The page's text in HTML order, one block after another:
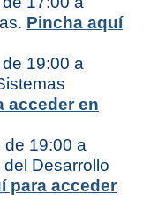
Pincha aquí
19:00 a
acceder en
de 19:00 a
Desarrollo
para acceder